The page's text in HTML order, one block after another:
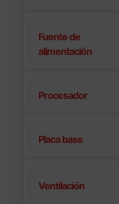
Fuente de
alimentación
Procesador
Placa base
Ventilación